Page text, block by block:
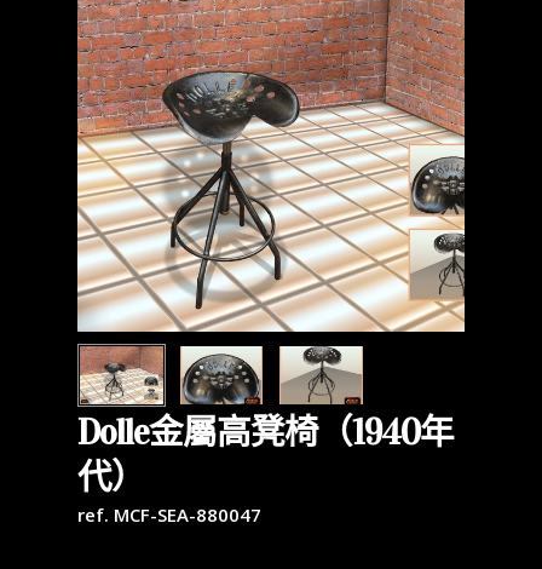
Dolle金屬高凳椅（1940年
代）
ref. MCF-SEA-880047